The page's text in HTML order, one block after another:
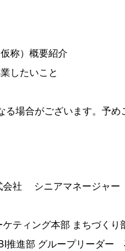
称）概要紹介
したいこと
場合がございます。予め
会社 シニアマネージ
ケティング本部 まちづ
推進部 グループリーダ